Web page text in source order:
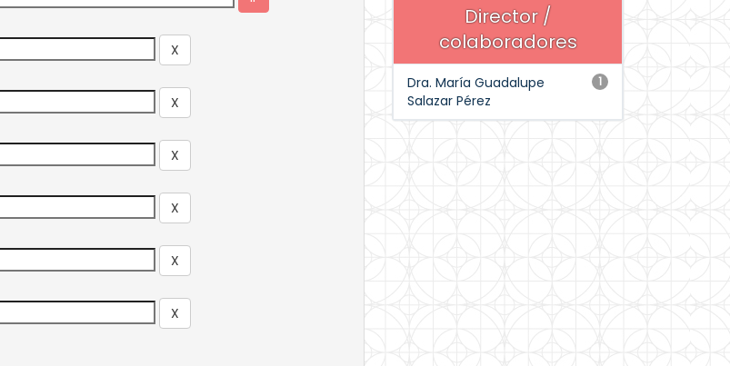
Director /
colaboradores
1
Dra. María Guadalupe
Salazar Pérez